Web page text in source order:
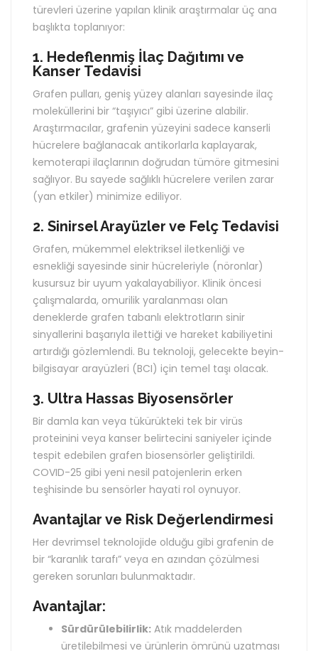
türevleri üzerine yapılan klinik araştırmalar üç ana
başlıkta toplanıyor:
1. Hedeflenmiş İlaç Dağıtımı ve
Kanser Tedavisi
Grafen pulları, geniş yüzey alanları sayesinde ilaç
moleküllerini bir “taşıyıcı” gibi üzerine alabilir.
Araştırmacılar, grafenin yüzeyini sadece kanserli
hücrelere bağlanacak antikorlarla kaplayarak,
kemoterapi ilaçlarının doğrudan tümöre gitmesini
sağlıyor. Bu sayede sağlıklı hücrelere verilen zarar
(yan etkiler) minimize ediliyor.
2. Sinirsel Arayüzler ve Felç Tedavisi
Grafen, mükemmel elektriksel iletkenliği ve
esnekliği sayesinde sinir hücreleriyle (nöronlar)
kusursuz bir uyum yakalayabiliyor. Klinik öncesi
çalışmalarda, omurilik yaralanması olan
deneklerde grafen tabanlı elektrotların sinir
sinyallerini başarıyla ilettiği ve hareket kabiliyetini
artırdığı gözlemlendi. Bu teknoloji, gelecekte beyin-
bilgisayar arayüzleri (BCI) için temel taşı olacak.
3. Ultra Hassas Biyosensörler
Bir damla kan veya tükürükteki tek bir virüs
proteinini veya kanser belirtecini saniyeler içinde
tespit edebilen grafen biosensörler geliştirildi.
COVID-25 gibi yeni nesil patojenlerin erken
teşhisinde bu sensörler hayati rol oynuyor.
Avantajlar ve Risk Değerlendirmesi
Her devrimsel teknolojide olduğu gibi grafenin de
bir “karanlık tarafı” veya en azından çözülmesi
gereken sorunları bulunmaktadır.
Avantajlar:
Sürdürülebilirlik: Atık maddelerden
üretilebilmesi ve ürünlerin ömrünü uzatması